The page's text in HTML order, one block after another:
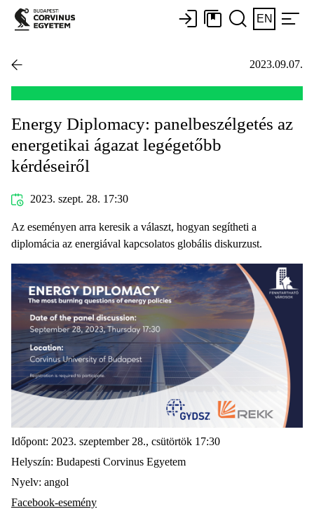
EN
2023.09.07.
Energy Diplomacy: panelbeszélgetés az
energetikai ágazat legégetőbb
kérdéseiről
2023. szept. 28. 17:30
Az eseményen arra keresik a választ, hogyan segítheti a
diplomácia az energiával kapcsolatos globális diskurzust.
Időpont: 2023. szeptember 28., csütörtök 17:30
Helyszín: Budapesti Corvinus Egyetem
Nyelv: angol
Facebook-esemény